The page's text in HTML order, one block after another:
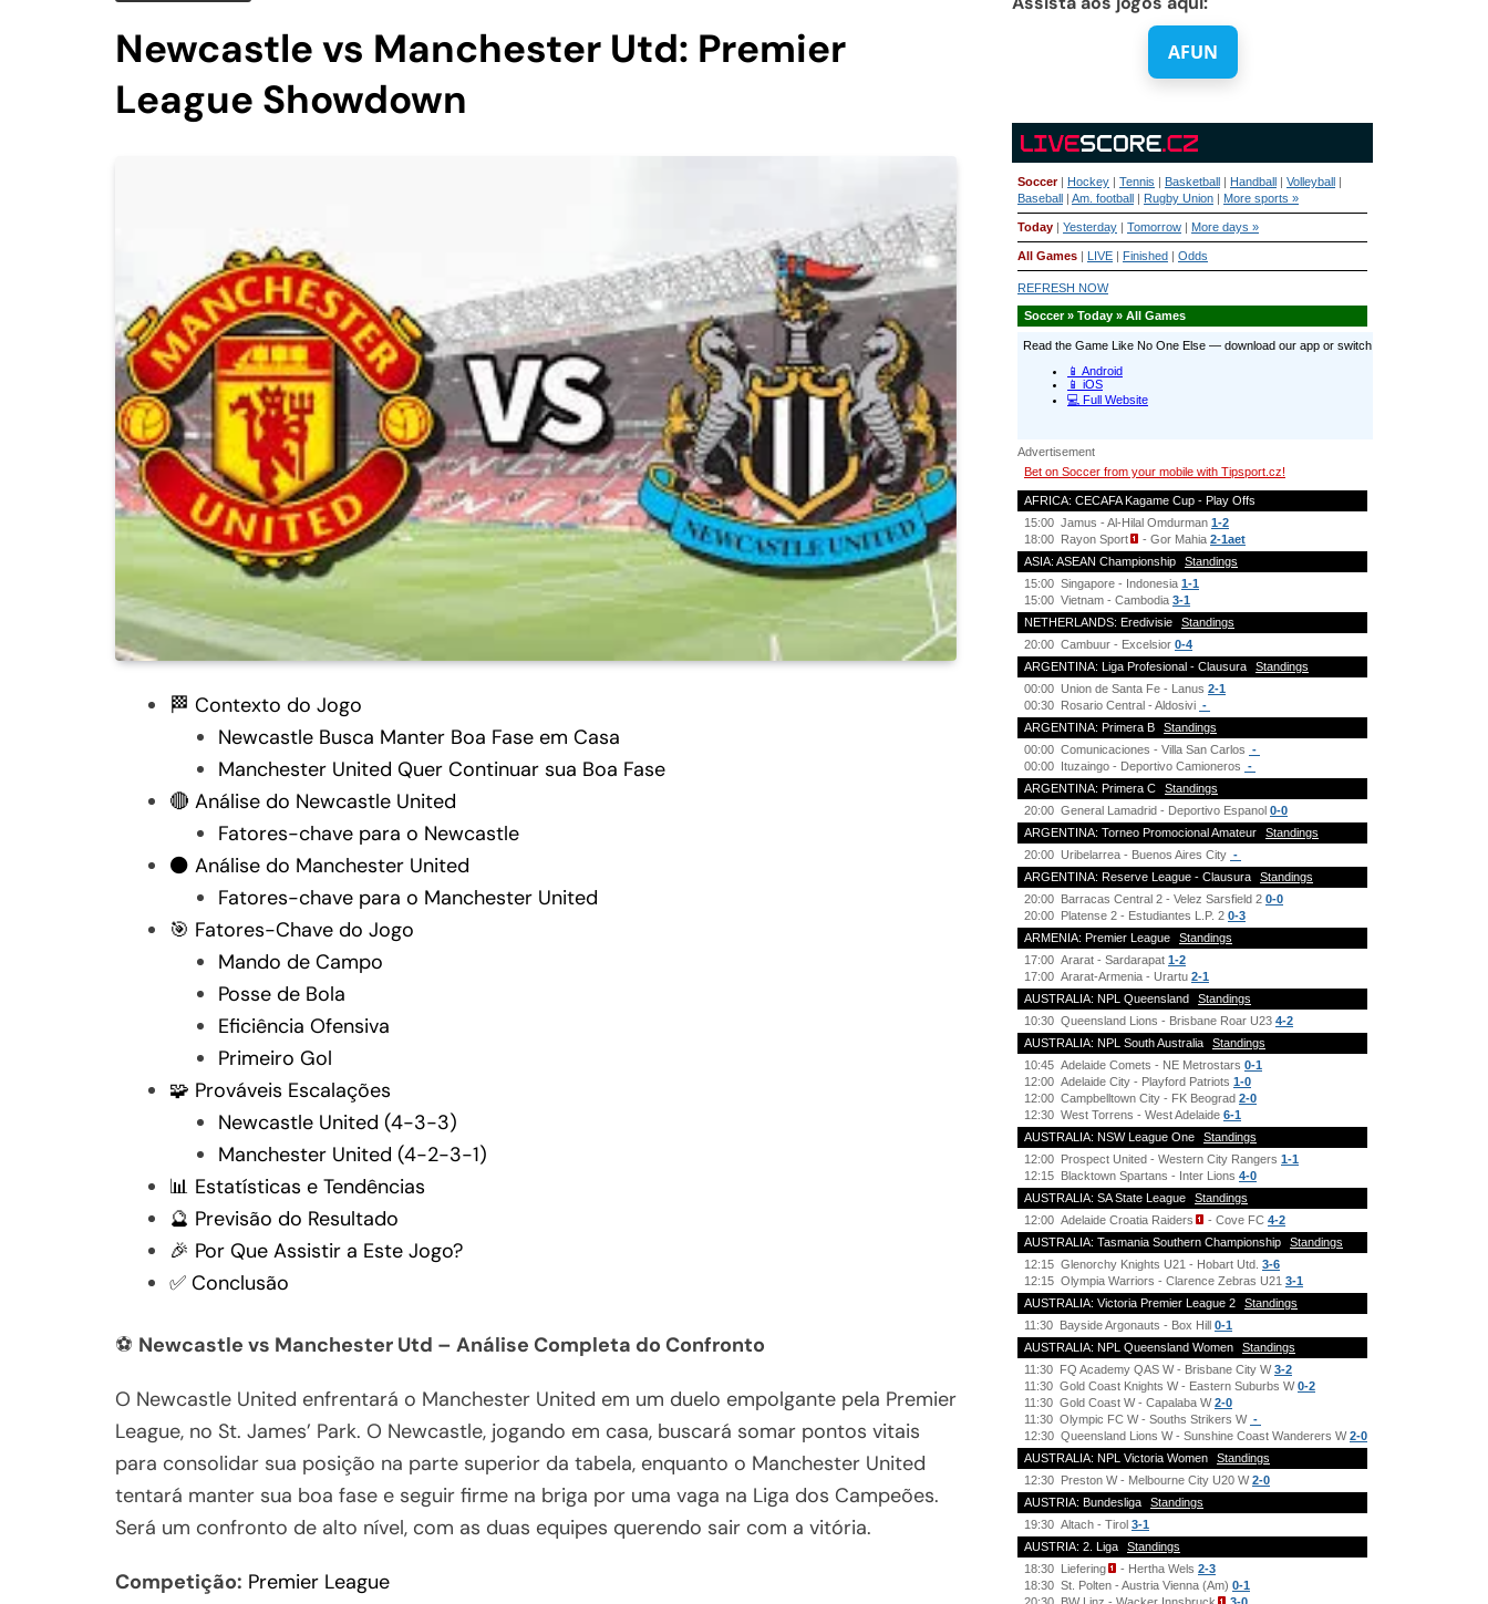
Newcastle vs Manchester Utd: Premier
League Showdown
🏁 Contexto do Jogo
Newcastle Busca Manter Boa Fase em Casa
Manchester United Quer Continuar sua Boa Fase
🔴 Análise do Newcastle United
Fatores-chave para o Newcastle
⚫ Análise do Manchester United
Fatores-chave para o Manchester United
🎯 Fatores-Chave do Jogo
Mando de Campo
Posse de Bola
Eficiência Ofensiva
Primeiro Gol
🧩 Prováveis Escalações
Newcastle United (4-3-3)
Manchester United (4-2-3-1)
📊 Estatísticas e Tendências
🔮 Previsão do Resultado
🎉 Por Que Assistir a Este Jogo?
✅ Conclusão
⚽ Newcastle vs Manchester Utd – Análise Completa do Confronto
O Newcastle United enfrentará o Manchester United em um duelo empolgante pela Premier
League, no St. James’ Park. O Newcastle, jogando em casa, buscará somar pontos vitais
para consolidar sua posição na parte superior da tabela, enquanto o Manchester United
tentará manter sua boa fase e seguir firme na briga por uma vaga na Liga dos Campeões.
Será um confronto de alto nível, com as duas equipes querendo sair com a vitória.
Competição: Premier League
AFUN